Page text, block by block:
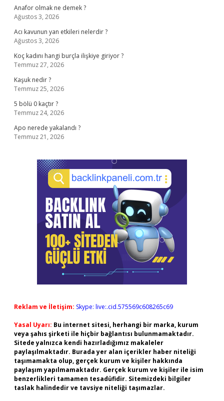
Anafor olmak ne demek ?
Ağustos 3, 2026
Acı kavunun yan etkileri nelerdir ?
Ağustos 3, 2026
Koç kadını hangi burçla ilişkiye giriyor ?
Temmuz 27, 2026
Kaşuk nedir ?
Temmuz 25, 2026
5 bölü 0 kaçtır ?
Temmuz 24, 2026
Apo nerede yakalandı ?
Temmuz 21, 2026
Reklam ve İletişim: Skype: live:.cid.575569c608265c69
Yasal Uyarı: Bu internet sitesi, herhangi bir marka, kurum
veya şahıs şirketi ile hiçbir bağlantısı bulunmamaktadır.
Sitede yalnızca kendi hazırladığımız makaleler
paylaşılmaktadır. Burada yer alan içerikler haber niteliği
taşımamakta olup, gerçek kurum ve kişiler hakkında
paylaşım yapılmamaktadır. Gerçek kurum ve kişiler ile isim
benzerlikleri tamamen tesadüfidir. Sitemizdeki bilgiler
taslak halindedir ve tavsiye niteliği taşımazlar.